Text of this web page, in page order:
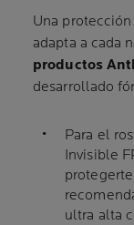
Una
adapta a cada
productos
desarrollado
Para el
Invisible
ultra alta